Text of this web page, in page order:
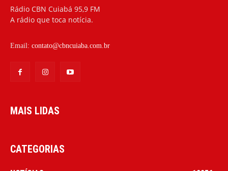
Rádio CBN Cuiabá 95,9 FM
A rádio que toca notícia.
Email: contato@cbncuiaba.com.br
MAIS LIDAS
CATEGORIAS